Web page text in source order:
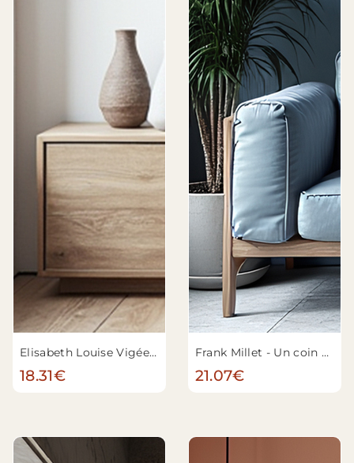
Elisabeth Louise Vigée Le Brun - Julie Le Brun (1780-1819) se regardant dans un miroir
18.31€
Frank Millet - Un coin cosy
21.07€